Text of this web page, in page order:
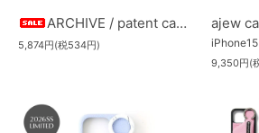
ARCHIVE / patent case (red) （40％OFF）
5,874円(税534円)
9,350円(